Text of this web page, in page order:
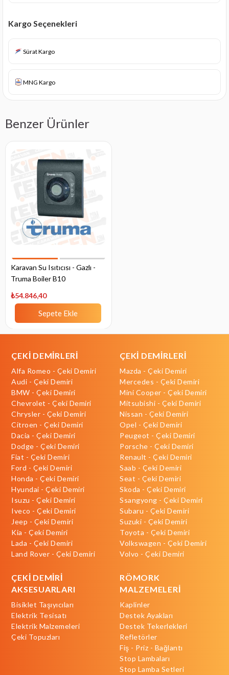
Kargo Seçenekleri
Sürat Kargo
MNG Kargo
Benzer Ürünler
Karavan Su Isıtıcısı - Gazlı -
Truma Boiler B10
₺54.846,40
Sepete Ekle
ÇEKİ DEMİRLERİ
Alfa Romeo - Çeki Demiri
Audi - Çeki Demiri
BMW - Çeki Demiri
Chevrolet - Çeki Demiri
Chrysler - Çeki Demiri
Citroen - Çeki Demiri
Dacia - Çeki Demiri
Dodge - Çeki Demiri
Fiat - Çeki Demiri
Ford - Çeki Demiri
Honda - Çeki Demiri
Hyundai - Çeki Demiri
Isuzu - Çeki Demiri
Iveco - Çeki Demiri
Jeep - Çeki Demiri
Kia - Çeki Demiri
Lada - Çeki Demiri
Land Rover - Çeki Demiri
ÇEKİ DEMİRLERİ
Mazda - Çeki Demiri
Mercedes - Çeki Demiri
Mini Cooper - Çeki Demiri
Mitsubishi - Çeki Demiri
Nissan - Çeki Demiri
Opel - Çeki Demiri
Peugeot - Çeki Demiri
Porsche - Çeki Demiri
Renault - Çeki Demiri
Saab - Çeki Demiri
Seat - Çeki Demiri
Skoda - Çeki Demiri
Ssangyong - Çeki Demiri
Subaru - Çeki Demiri
Suzuki - Çeki Demiri
Toyota - Çeki Demiri
Volkswagen - Çeki Demiri
Volvo - Çeki Demiri
ÇEKİ DEMİRİ
AKSESUARLARI
Bisiklet Taşıyıcıları
Elektrik Tesisatı
Elektrik Malzemeleri
Çeki Topuzları
RÖMORK
MALZEMELERİ
Kaplinler
Destek Ayakları
Destek Tekerlekleri
Refletörler
Fiş - Priz - Bağlantı
Stop Lambaları
Stop Lamba Setleri